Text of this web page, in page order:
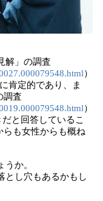
解」の調査
）
肯定的であり、ま
調査
）
と回答しているこ
らも女性からも概ね
か。
とし穴もあるかもし